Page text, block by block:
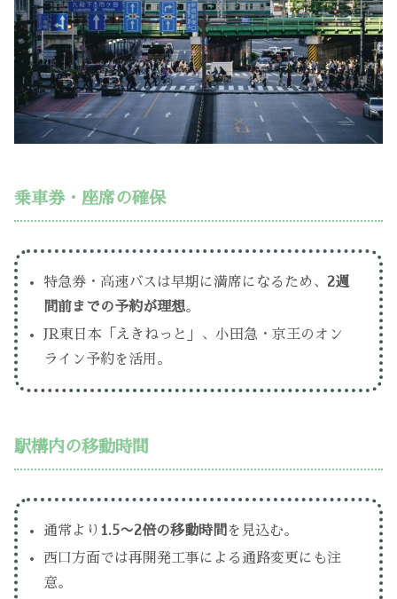
乗車券・座席の確保
特急券・高速バスは早期に満席になるため、 2週
間前までの予約が理想。
JR東日本「えきねっと」、小田急・京王のオン
ライン予約を活用。
駅構内の移動時間
通常より 1.5〜2倍の移動時間 を見込む。
西口方面では再開発工事による通路変更にも注
意。